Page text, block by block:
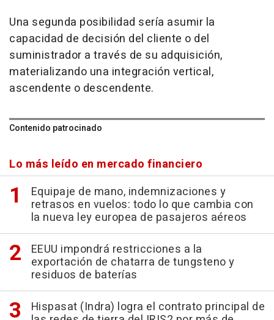
Una segunda posibilidad sería asumir la
capacidad de decisión del cliente o del
suministrador a través de su adquisición,
materializando una integración vertical,
ascendente o descendente.
Contenido patrocinado
Lo más leído en mercado financiero
Equipaje de mano, indemnizaciones y
retrasos en vuelos: todo lo que cambia con
la nueva ley europea de pasajeros aéreos
EEUU impondrá restricciones a la
exportación de chatarra de tungsteno y
residuos de baterías
Hispasat (Indra) logra el contrato principal de